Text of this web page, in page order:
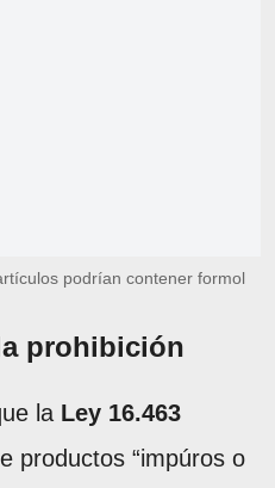
podrían contener formol
prohibición
la Ley 16.463
productos “impúros o